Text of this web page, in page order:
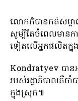
លោកក៏បានកត់សម្គា
សូម្បីតែចំពេលមានកា
ទៀតលើអ្នកផលិតក្នុ
Kondratyev បា
របស់រដ្ឋាភិបាលគឺចាំប
ក្នុងស្រុក៕